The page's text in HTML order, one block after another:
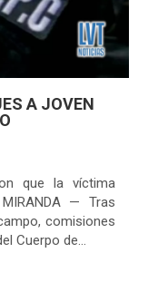
A JOVEN
que la víctima
— Tras
comisiones
Cuerpo de…